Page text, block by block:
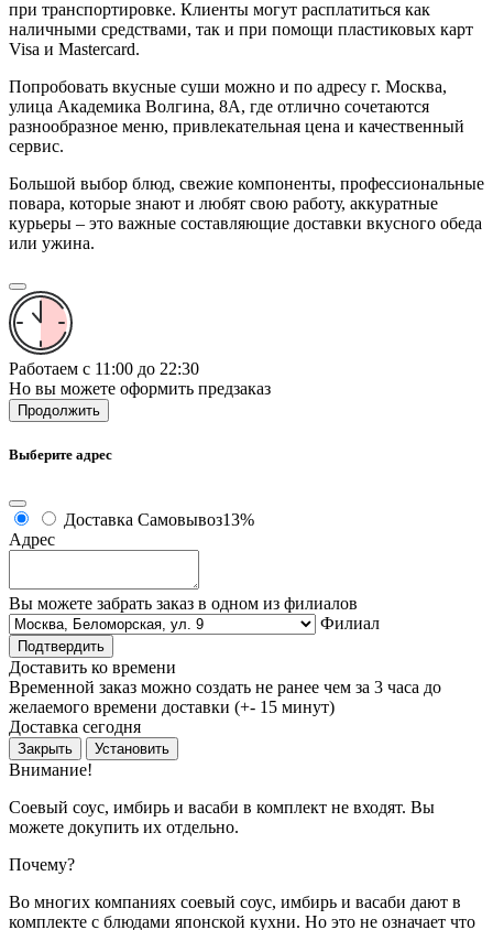
при транспортировке. Клиенты могут расплатиться как
наличными средствами, так и при помощи пластиковых карт
Visa и Mastercard.
Попробовать вкусные суши можно и по адресу г. Москва,
улица Академика Волгина, 8А, где отлично сочетаются
разнообразное меню, привлекательная цена и качественный
сервис.
Большой выбор блюд, свежие компоненты, профессиональные
повара, которые знают и любят свою работу, аккуратные
курьеры – это важные составляющие доставки вкусного обеда
или ужина.
Работаем с 11:00 до 22:30
Но вы можете оформить предзаказ
Продолжить
Выберите адрес
Доставка Самовывоз13%
Адрес
Вы можете забрать заказ в одном из филиалов
Филиал
Подтвердить
Доставить ко времени
Временной заказ можно создать не ранее чем за 3 часа до
желаемого времени доставки (+- 15 минут)
Доставка сегодня
Закрыть Установить
Внимание!
Соевый соус, имбирь и васаби в комплект не входят. Вы
можете докупить их отдельно.
Почему?
Во многих компаниях соевый соус, имбирь и васаби дают в
комплекте с блюдами японской кухни. Но это не означает что